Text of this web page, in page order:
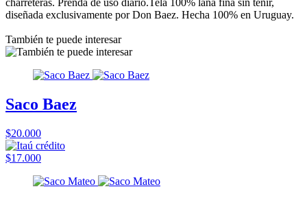
diseñada exclusivamente por Don Baez. Hecha 100% en Uruguay.
También te puede interesar
Saco Baez
$20.000
$17.000